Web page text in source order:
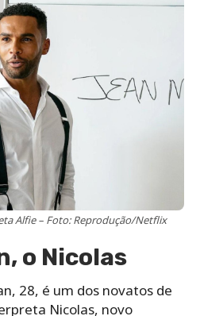
Alfie – Foto: Reprodução/Netflix
o Nicolas
28, é um dos novatos de
Nicolas, novo